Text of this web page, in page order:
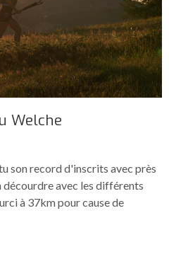
Welche
son record d'inscrits avec près
décourdre avec les différents
à 37km pour cause de